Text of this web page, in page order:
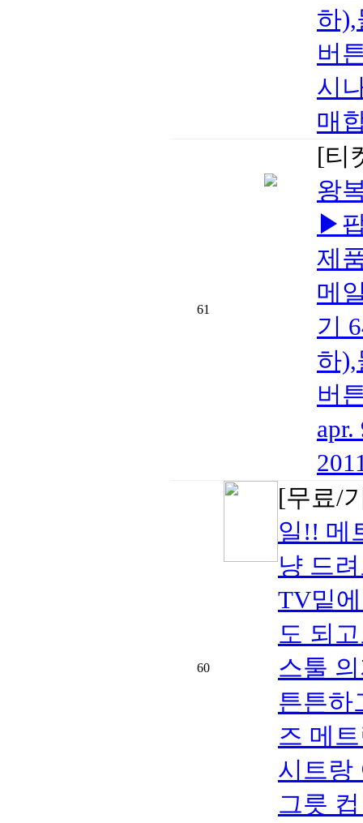
하
버
시
매
61
[티
왕
▶
제
메
기
하
버
60
[무료/
일!! 메
냥 드
TV밑
도 되
스툴
튼튼하
즈 메
시트랑
그릇